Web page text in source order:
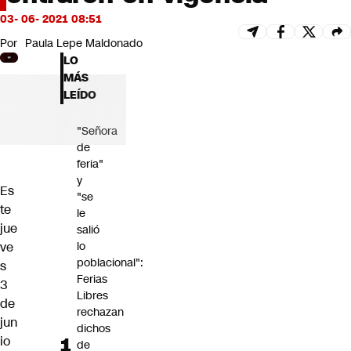
Futuro 360
03- 06- 2021 08:51
Por Paula Lepe Maldonado
Es
te
jue
ve
s
3
de
jun
io
LO
MÁS
LEÍDO
"Señora
de
feria"
y
"se
le
salió
lo
poblacional":
Ferias
Libres
rechazan
dichos
de